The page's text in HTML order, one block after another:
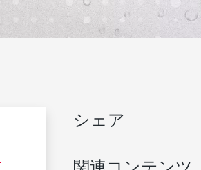
シェア